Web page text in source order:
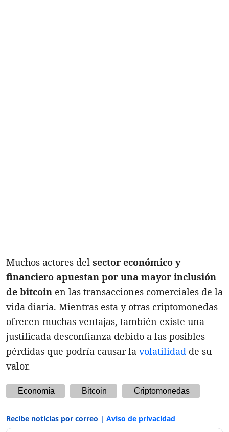
Muchos actores del sector económico y
financiero apuestan por una mayor inclusión
de bitcoin en las transacciones comerciales de la
vida diaria. Mientras esta y otras criptomonedas
ofrecen muchas ventajas, también existe una
justificada desconfianza debido a las posibles
pérdidas que podría causar la volatilidad de su
valor.
Economía Bitcoin Criptomonedas
Recibe noticias por correo | Aviso de privacidad